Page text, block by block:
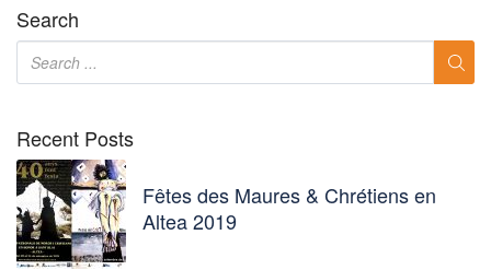
Search
Recent Posts
Fêtes des Maures & Chrétiens en
Altea 2019